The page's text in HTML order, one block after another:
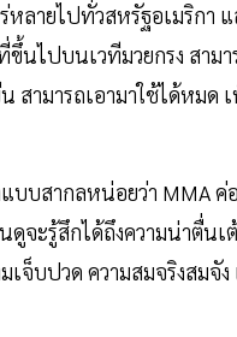
ลายไปทั่วสหรัฐอเมริกา
ไปบนเวทีมวยกรง สามา
ามารถเอามาใช้ได้หมด
บสากลหน่อยว่า MMA
จะรู้สึกได้ถึงความน่าตื่น
เจ็บปวด ความสมจริงสม